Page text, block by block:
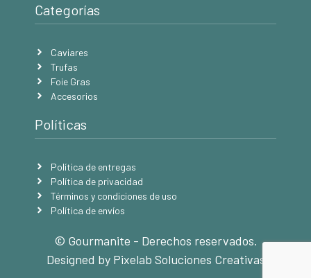
Categorías
Caviares
Trufas
Foie Gras
Accesorios
Políticas
Política de entregas
Política de privacidad
Términos y condiciones de uso
Política de envíos
© Gourmanite - Derechos reservados.
Designed by Pixelab Soluciones Creativas